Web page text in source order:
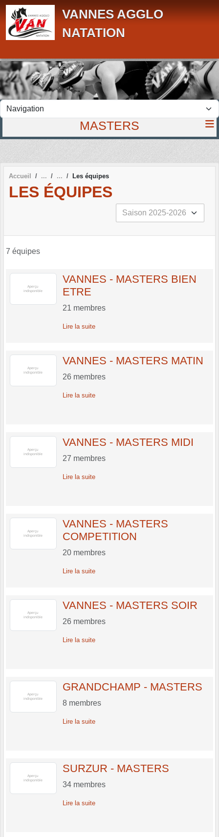
VANNES AGGLO
NATATION
MASTERS
Accueil Les équipes
LES ÉQUIPES
7 équipes
VANNES - MASTERS BIEN
ETRE
21 membres
Lire la suite
VANNES - MASTERS MATIN
26 membres
Lire la suite
VANNES - MASTERS MIDI
27 membres
Lire la suite
VANNES - MASTERS
COMPETITION
20 membres
Lire la suite
VANNES - MASTERS SOIR
26 membres
Lire la suite
GRANDCHAMP - MASTERS
8 membres
Lire la suite
SURZUR - MASTERS
34 membres
Lire la suite
Panneau de gestion des cookies